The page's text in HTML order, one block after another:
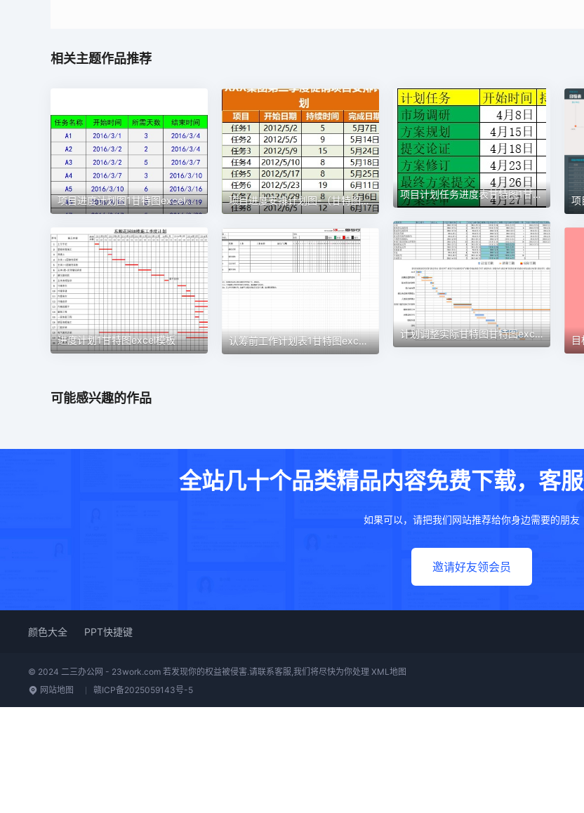
相关主题作品推荐
项目进度计划图1甘特图excel模板 项目进度安排计划图-（甘特图）1甘特图excel模板
项目计划任务进度表甘特图1甘特图excel模板
进度计划1甘特图excel模板 认筹前工作计划表1甘特图excel模板
计划调整实际甘特图甘特图excel模板
可能感兴趣的作品
全站几十个品类精品内容免费下载，客
如果可以，请把我们网站推荐给你身边需要的朋友
邀请好友领会员
颜色大全 PPT快捷键
© 2024 二三办公网 - 23work.com 若发现你的权益被侵害.请联系客服,我们将尽快为你处理 XML地图
网站地图
赣ICP备2025059143号-5